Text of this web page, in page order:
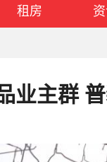
租房
业主群